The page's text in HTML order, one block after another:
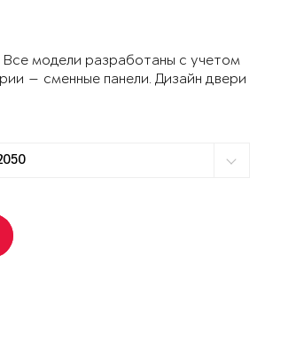
модели разработаны с учетом
— сменные панели. Дизайн двери